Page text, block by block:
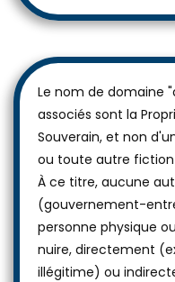
Le nom de domaine
associés sont la
Souverain, et non
ou toute autre fiction
À ce titre, aucune
(gouvernement-
personne physique
nuire, directement
illégitime) ou